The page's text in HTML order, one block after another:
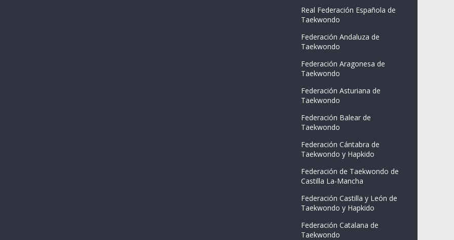
Real Federación Española de
Taekwondo
Federación Andaluza de
Taekwondo
Federación Aragonesa de
Taekwondo
Federación Asturiana de
Taekwondo
Federación Balear de
Taekwondo
Federación Cántabra de
Taekwondo y Hapkido
Federación de Taekwondo de
Castilla La-Mancha
Federación Castilla y León de
Taekwondo y Hapkido
Federación Catalana de
Taekwondo